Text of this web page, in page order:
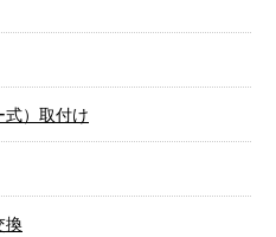
式）取付け
換